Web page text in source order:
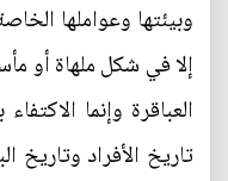
وبيئتها وعواملها
إلا في شكل ملهاة أو
العباقرة وإنما
تاريخ الأفراد